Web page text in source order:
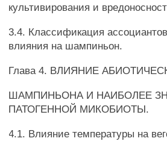
культивирования и
3.4. Классификация
влияния на шампиньон.
Глава 4. ВЛИЯНИЕ
ШАМПИНЬОНА И НАИБОЛЕЕ
ПАТОГЕННОЙ МИКОБИОТЫ.
4.1. Влияние температуры на